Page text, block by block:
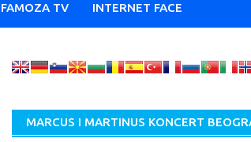
FAMOZA TV INTERNET FACE
MARCUS I MARTINUS KONCERT